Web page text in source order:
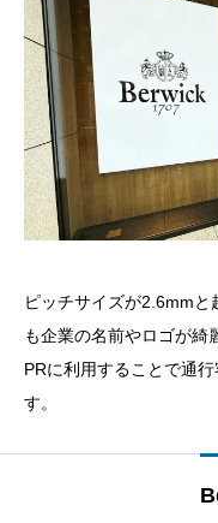
ピッチサイズが2.6mm
も企業の名前やロゴが綺
PRに利用することで通
す。